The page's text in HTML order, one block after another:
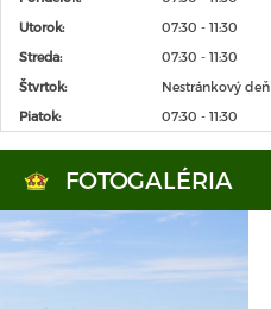
Utorok:
07:30 - 11:30
Streda:
07:30 - 11:30
Štvrtok:
Nestránkový deň
Piatok:
07:30 - 11:30
FOTOGALÉRIA